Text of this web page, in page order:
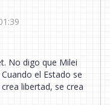
No digo que Milei
el Estado se
libertad, se crea